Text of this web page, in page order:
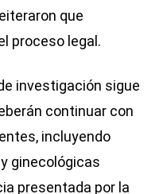
que
proceso legal.
investigación sigue
continuar con
incluyendo
ginecológicas
presentada por la